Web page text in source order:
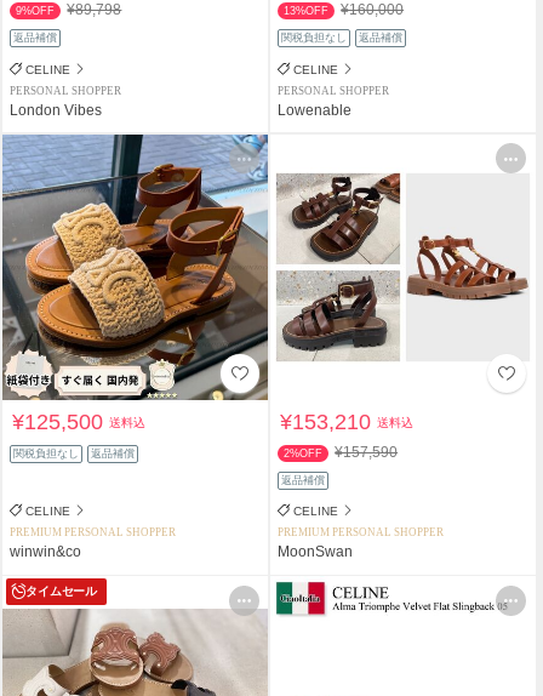
9%OFF ¥89,798
返品補償
CELINE
PERSONAL SHOPPER
London Vibes
13%OFF ¥160,000
関税負担なし 返品補償
CELINE
PERSONAL SHOPPER
Lowenable
¥125,500送料込
関税負担なし 返品補償
CELINE
PREMIUM PERSONAL SHOPPER
winwin&co
¥153,210送料込
2%OFF ¥157,590
返品補償
CELINE
PREMIUM PERSONAL SHOPPER
MoonSwan
タイムセール